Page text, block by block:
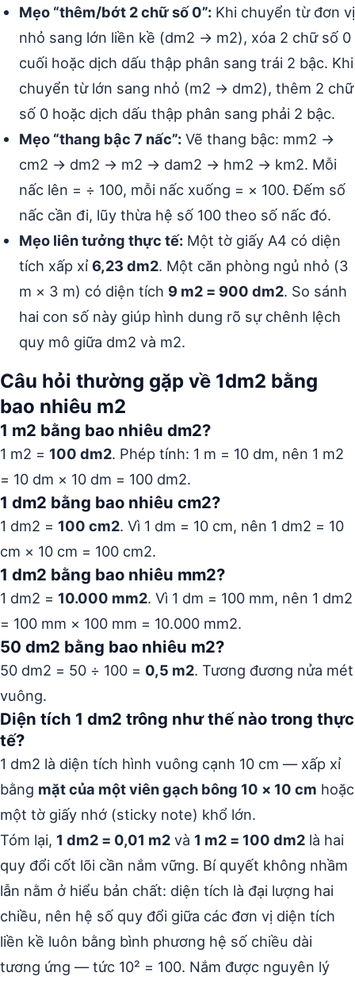
Mẹo “thêm/bớt 2 chữ số 0”: Khi chuyển từ đơn vị
nhỏ sang lớn liền kề (dm2 → m2), xóa 2 chữ số 0
cuối hoặc dịch dấu thập phân sang trái 2 bậc. Khi
chuyển từ lớn sang nhỏ (m2 → dm2), thêm 2 chữ
số 0 hoặc dịch dấu thập phân sang phải 2 bậc.
Mẹo “thang bậc 7 nấc”: Vẽ thang bậc: mm2 →
cm2 → dm2 → m2 → dam2 → hm2 → km2. Mỗi
nấc lên = ÷ 100, mỗi nấc xuống = × 100. Đếm số
nấc cần đi, lũy thừa hệ số 100 theo số nấc đó.
Mẹo liên tưởng thực tế: Một tờ giấy A4 có diện
tích xấp xỉ 6,23 dm2. Một căn phòng ngủ nhỏ (3
m × 3 m) có diện tích 9 m2 = 900 dm2. So sánh
hai con số này giúp hình dung rõ sự chênh lệch
quy mô giữa dm2 và m2.
Câu hỏi thường gặp về 1dm2 bằng
bao nhiêu m2
1 m2 bằng bao nhiêu dm2?
1 m2 = 100 dm2. Phép tính: 1 m = 10 dm, nên 1 m2
= 10 dm × 10 dm = 100 dm2.
1 dm2 bằng bao nhiêu cm2?
1 dm2 = 100 cm2. Vì 1 dm = 10 cm, nên 1 dm2 = 10
cm × 10 cm = 100 cm2.
1 dm2 bằng bao nhiêu mm2?
1 dm2 = 10.000 mm2. Vì 1 dm = 100 mm, nên 1 dm2
= 100 mm × 100 mm = 10.000 mm2.
50 dm2 bằng bao nhiêu m2?
50 dm2 = 50 ÷ 100 = 0,5 m2. Tương đương nửa mét
vuông.
Diện tích 1 dm2 trông như thế nào trong thực
tế?
1 dm2 là diện tích hình vuông cạnh 10 cm — xấp xỉ
bằng mặt của một viên gạch bông 10 × 10 cm hoặc
một tờ giấy nhớ (sticky note) khổ lớn.
Tóm lại, 1 dm2 = 0,01 m2 và 1 m2 = 100 dm2 là hai
quy đổi cốt lõi cần nắm vững. Bí quyết không nhầm
lẫn nằm ở hiểu bản chất: diện tích là đại lượng hai
chiều, nên hệ số quy đổi giữa các đơn vị diện tích
liền kề luôn bằng bình phương hệ số chiều dài
tương ứng — tức 10² = 100. Nắm được nguyên lý